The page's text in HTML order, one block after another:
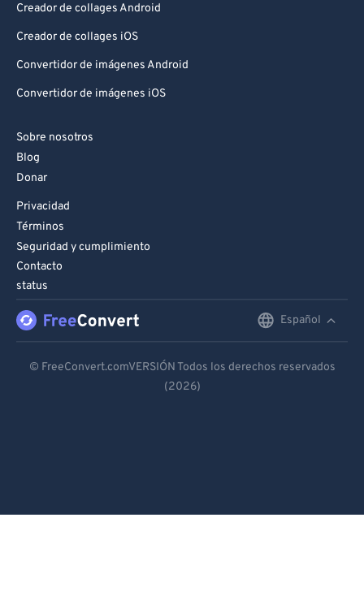
Creador de collages Android
Creador de collages iOS
Convertidor de imágenes Android
Convertidor de imágenes iOS
Sobre nosotros
Blog
Donar
Privacidad
Términos
Seguridad y cumplimiento
Contacto
status
Español
Español
© FreeConvert.comVERSIÓN Todos los derechos reservados
(2026)